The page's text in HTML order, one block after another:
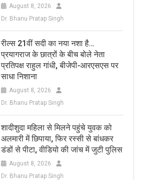
August 8, 2026
Dr. Bhanu Pratap Singh
रील्स 21वीं सदी का नया नशा है…
प्रयागराज के छात्रों के बीच बोले नेता
प्रतिपक्ष राहुल गांधी, बीजेपी-आरएसएस पर
साधा निशाना
August 8, 2026
Dr. Bhanu Pratap Singh
शादीशुदा महिला से मिलने पहुंचे युवक को
अलमारी में छिपाया, फिर रस्सी से बांधकर
डंडों से पीटा, वीडियो की जांच में जुटी पुलिस
August 8, 2026
Dr. Bhanu Pratap Singh